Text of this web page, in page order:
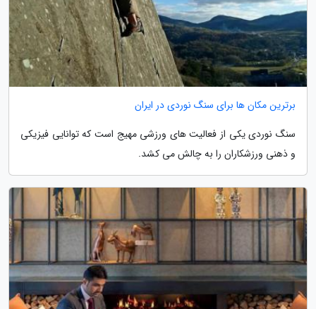
برترین مکان ها برای سنگ نوردی در ایران
سنگ نوردی یکی از فعالیت های ورزشی مهیج است که توانایی فیزیکی
و ذهنی ورزشکاران را به چالش می کشد.